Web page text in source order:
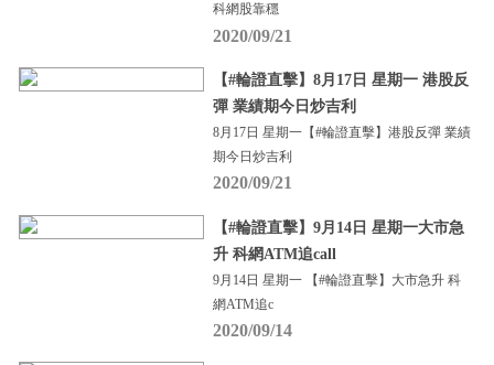
科網股靠穩
2020/09/21
【#輪證直擊】8月17日 星期一 港股反
彈 業績期今日炒吉利
8月17日 星期一【#輪證直擊】港股反彈 業績
期今日炒吉利
2020/09/21
【#輪證直擊】9月14日 星期一大市急
升 科網ATM追call
9月14日 星期一 【#輪證直擊】大市急升 科
網ATM追c
2020/09/14